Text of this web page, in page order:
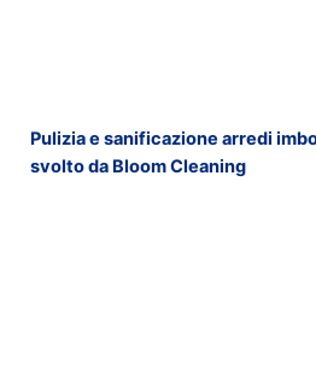
Pulizia e sanificazione arredi
svolto da Bloom Cleaning